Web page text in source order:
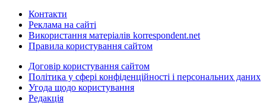
Контакти
Реклама на сайті
Використання матеріалів korrespondent.net
Правила користування сайтом
Договір користування сайтом
Політика у сфері конфіденційності і персональних даних
Угода щодо користування
Редакція